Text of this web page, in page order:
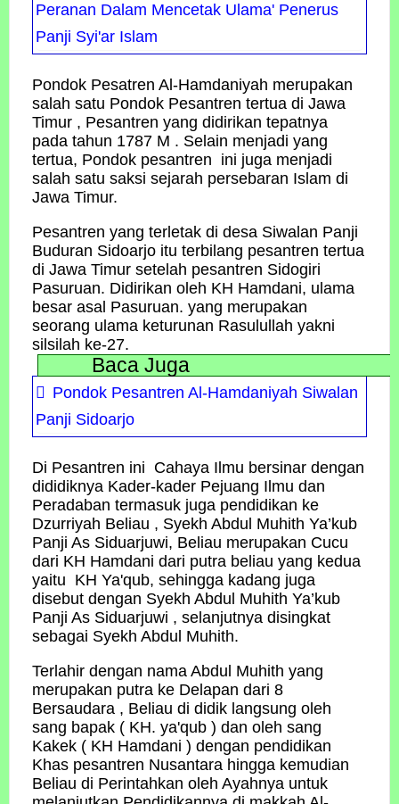
Peranan Dalam Mencetak Ulama' Penerus
Panji Syi'ar Islam
Pondok Pesatren Al-Hamdaniyah merupakan
salah satu Pondok Pesantren tertua di Jawa
Timur , Pesantren yang didirikan tepatnya
pada tahun 1787 M . Selain menjadi yang
tertua, Pondok pesantren ini juga menjadi
salah satu saksi sejarah persebaran Islam di
Jawa Timur.
Pesantren yang terletak di desa Siwalan Panji
Buduran Sidoarjo itu terbilang pesantren tertua
di Jawa Timur setelah pesantren Sidogiri
Pasuruan. Didirikan oleh KH Hamdani, ulama
besar asal Pasuruan. yang merupakan
seorang ulama keturunan Rasulullah yakni
silsilah ke-27.
Baca Juga
Pondok Pesantren Al-Hamdaniyah Siwalan
Panji Sidoarjo
Di Pesantren ini Cahaya Ilmu bersinar dengan
dididiknya Kader-kader Pejuang Ilmu dan
Peradaban termasuk juga pendidikan ke
Dzurriyah Beliau , Syekh Abdul Muhith Ya’kub
Panji As Siduarjuwi, Beliau merupakan Cucu
dari KH Hamdani dari putra beliau yang kedua
yaitu KH Ya'qub, sehingga kadang juga
disebut dengan Syekh Abdul Muhith Ya’kub
Panji As Siduarjuwi , selanjutnya disingkat
sebagai Syekh Abdul Muhith.
Terlahir dengan nama Abdul Muhith yang
merupakan putra ke Delapan dari 8
Bersaudara , Beliau di didik langsung oleh
sang bapak ( KH. ya'qub ) dan oleh sang
Kakek ( KH Hamdani ) dengan pendidikan
Khas pesantren Nusantara hingga kemudian
Beliau di Perintahkan oleh Ayahnya untuk